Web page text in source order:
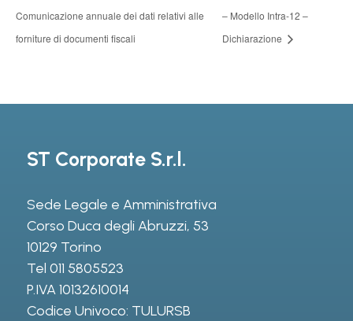
Comunicazione annuale dei dati relativi alle
forniture di documenti fiscali
– Modello Intra-12 –
Dichiarazione
ST Corporate S.r.l.
Sede Legale e Amministrativa
Corso Duca degli Abruzzi, 53
10129 Torino
Tel 011 5805523
P.IVA 10132610014
Codice Univoco: TULURSB